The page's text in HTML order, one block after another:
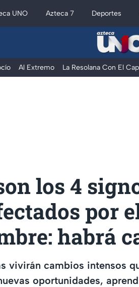
UNO Azteca 7 Deportes
Al Extremo La Resolana Con El
los 4
por
habrá
vivirán cambios intensos
oportunidades,